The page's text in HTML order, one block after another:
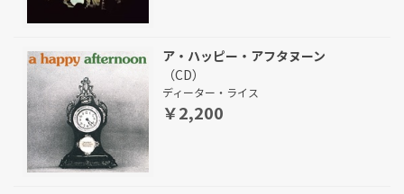
ア・ハッピー・アフタヌーン
（CD）
ディーター・ライス
￥2,200